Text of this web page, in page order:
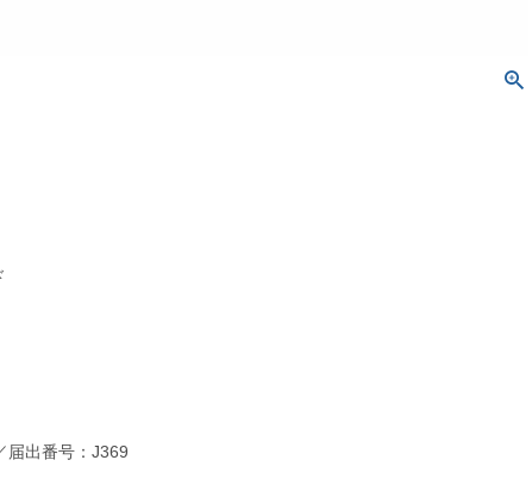
届出番号：J369